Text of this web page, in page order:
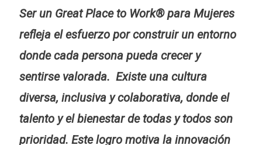
Ser un Great Place to Work® para Mujeres
refleja el esfuerzo por construir un entorno
donde cada persona pueda crecer y
sentirse valorada. Existe una cultura
diversa, inclusiva y colaborativa, donde el
talento y el bienestar de todas y todos son
prioridad. Este logro motiva la innovación